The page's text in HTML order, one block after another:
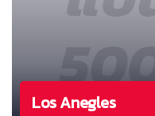
Los Anegles